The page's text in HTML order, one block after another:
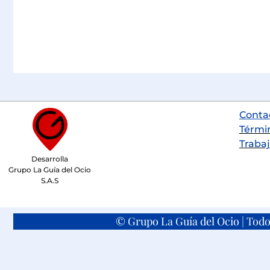
Desarrolla
Grupo La Guía del Ocio
S.A.S
© Grupo La Guía del Ocio |